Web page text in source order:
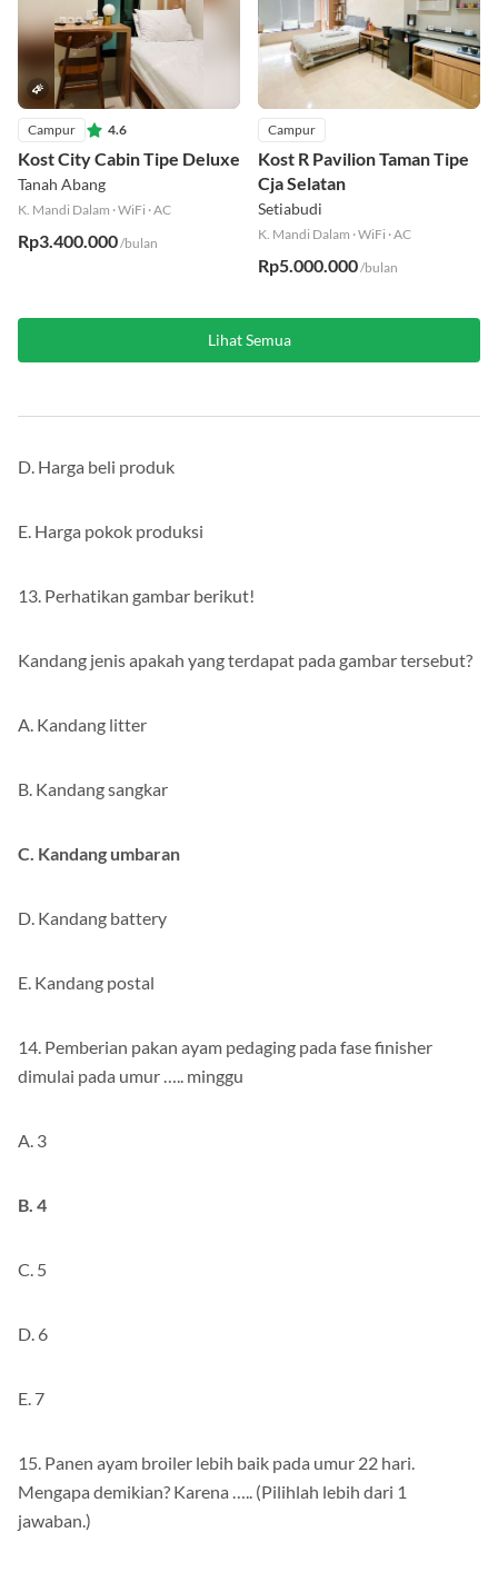
Campur 4.6
Kost City Cabin Tipe Deluxe
Tanah Abang
K. Mandi Dalam ·WiFi ·AC
Rp3.400.000/bulan
Campur
Kost R Pavilion Taman Tipe
Cja Selatan
Setiabudi
K. Mandi Dalam ·WiFi ·AC
Rp5.000.000/bulan
Lihat Semua
D. Harga beli produk
E. Harga pokok produksi
13. Perhatikan gambar berikut!
Kandang jenis apakah yang terdapat pada gambar tersebut?
A. Kandang litter
B. Kandang sangkar
C. Kandang umbaran
D. Kandang battery
E. Kandang postal
14. Pemberian pakan ayam pedaging pada fase finisher
dimulai pada umur ….. minggu
A. 3
B. 4
C. 5
D. 6
E. 7
15. Panen ayam broiler lebih baik pada umur 22 hari.
Mengapa demikian? Karena ….. (Pilihlah lebih dari 1
jawaban.)